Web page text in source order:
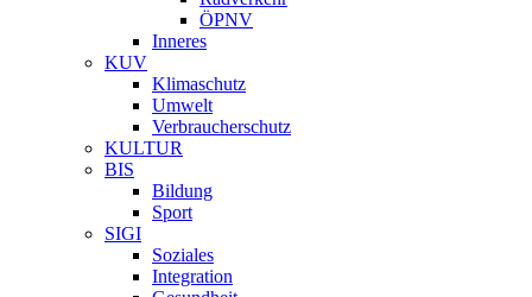
ÖPNV
Inneres
KUV
Klimaschutz
Umwelt
Verbraucherschutz
KULTUR
BIS
Bildung
Sport
SIGI
Soziales
Integration